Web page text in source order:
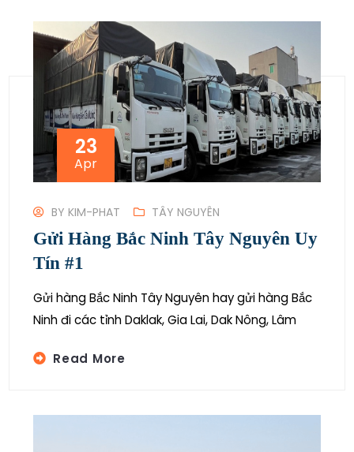
23
Apr
BYKIM-PHAT TÂY NGUYÊN
Gửi Hàng Bắc Ninh Tây Nguyên Uy
Tín #1
Gửi hàng Bắc Ninh Tây Nguyên hay gửi hàng Bắc
Ninh đi các tỉnh Daklak, Gia Lai, Dak Nông, Lâm
Read More